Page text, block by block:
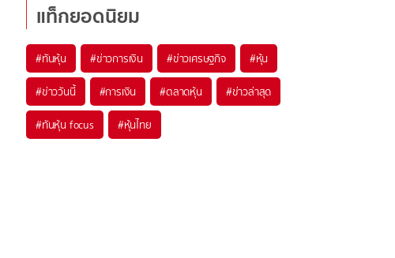
แท็กยอดนิยม
#ทันหุ้น #ข่าวการเงิน #ข่าวเศรษฐกิจ #หุ้น
#ข่าววันนี้ #การเงิน #ตลาดหุ้น #ข่าวล่าสุด
#ทันหุ้น focus #หุ้นไทย